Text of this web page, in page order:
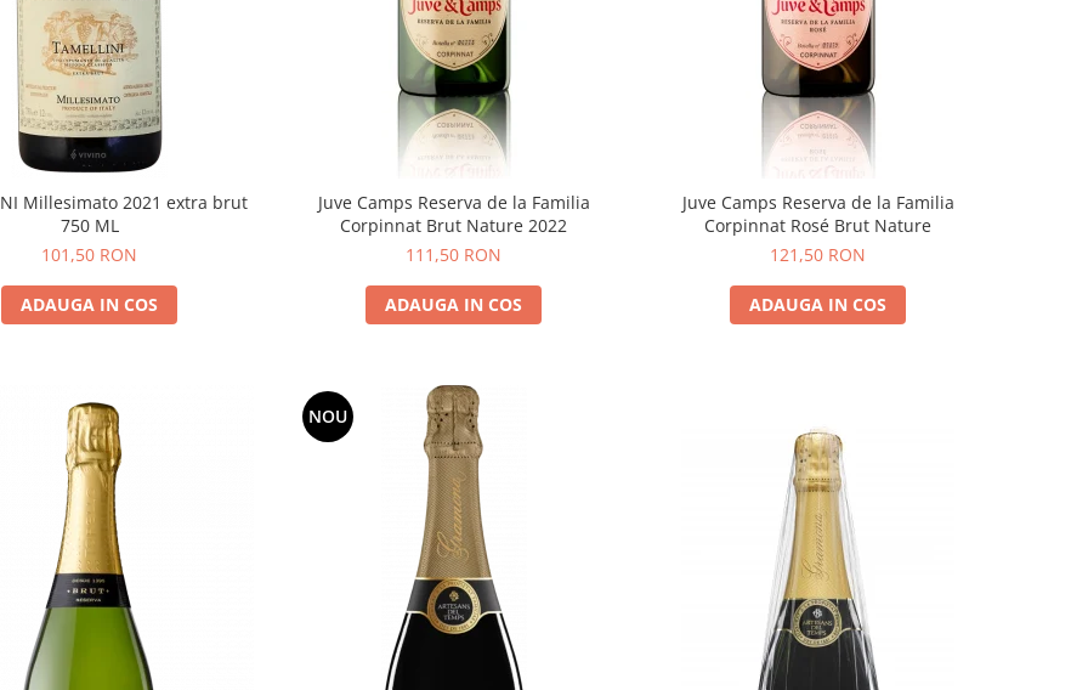
Millesimato 2021 extra brut
750 ML
101,50 RON
ADAUGA IN COS
Juve Camps Reserva de la Familia
Corpinnat Brut Nature 2022
111,50 RON
ADAUGA IN COS
Juve Camps Reserva de la Familia
Corpinnat Rosé Brut Nature
121,50 RON
ADAUGA IN COS
NOU